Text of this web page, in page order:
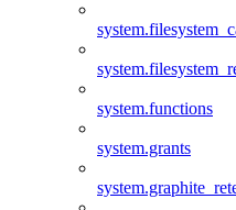
system.functions
system.grants